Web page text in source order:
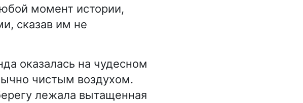
момент истории,
сказав им не
оказалась на чудесном
чистым воздухом.
лежала вытащенная